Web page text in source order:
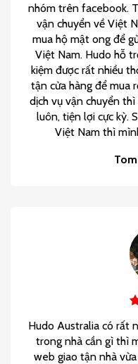
nhóm trên facebook.
vận chuyển về Việt
mua hộ mật ong để
Việt Nam. Hudo hỗ
kiệm được rất nhiều
tận cửa hàng để mua
dịch vụ vận chuyển
luôn, tiện lợi cực kỳ.
Việt Nam thì
Hudo Australia có rất
trong nhà cần gì thì
web giao tận nhà